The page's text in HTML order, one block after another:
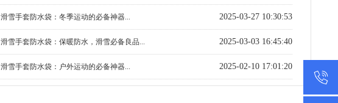
2025-03-27 10:30:53
滑雪手套防水袋：冬季运动的必备神器...
2025-03-03 16:45:40
滑雪手套防水袋：保暖防水，滑雪必备良品...
2025-02-10 17:01:20
滑雪手套防水袋：户外运动的必备神器...